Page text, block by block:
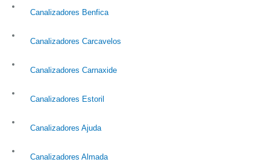
Canalizadores Benfica
Canalizadores Carcavelos
Canalizadores Carnaxide
Canalizadores Estoril
Canalizadores Ajuda
Canalizadores Almada